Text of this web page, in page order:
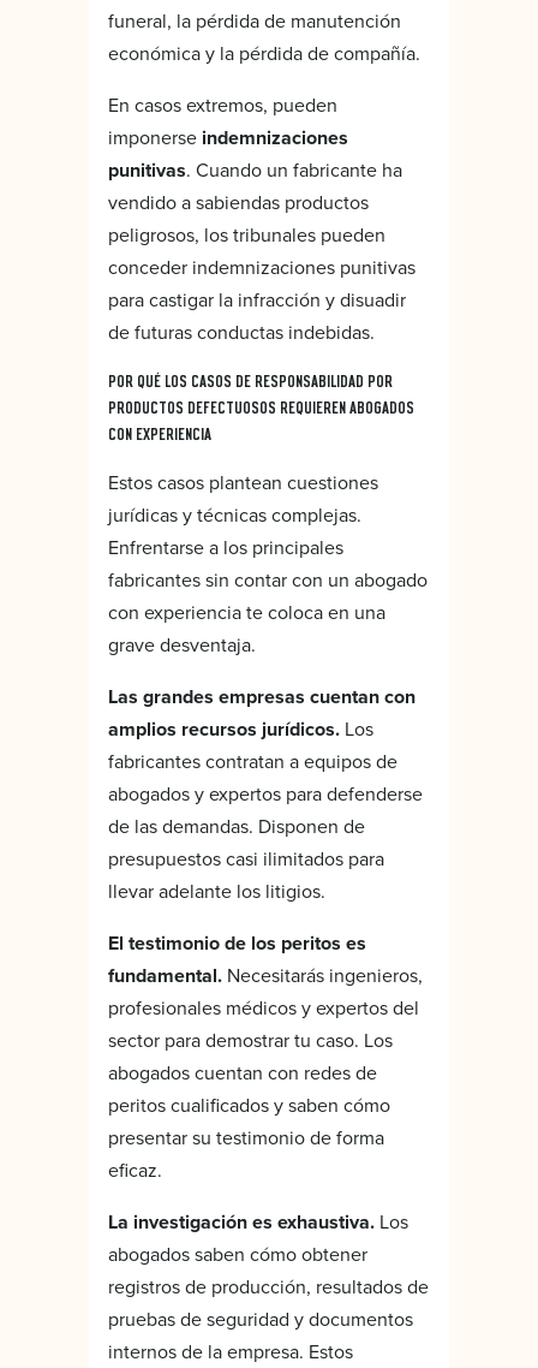
funeral, la pérdida de manutención
económica y la pérdida de compañía.
En casos extremos, pueden
imponerse indemnizaciones
punitivas. Cuando un fabricante ha
vendido a sabiendas productos
peligrosos, los tribunales pueden
conceder indemnizaciones punitivas
para castigar la infracción y disuadir
de futuras conductas indebidas.
POR QUÉ LOS CASOS DE RESPONSABILIDAD POR
PRODUCTOS DEFECTUOSOS REQUIEREN ABOGADOS
CON EXPERIENCIA
Estos casos plantean cuestiones
jurídicas y técnicas complejas.
Enfrentarse a los principales
fabricantes sin contar con un abogado
con experiencia te coloca en una
grave desventaja.
Las grandes empresas cuentan con
amplios recursos jurídicos. Los
fabricantes contratan a equipos de
abogados y expertos para defenderse
de las demandas. Disponen de
presupuestos casi ilimitados para
llevar adelante los litigios.
El testimonio de los peritos es
fundamental. Necesitarás ingenieros,
profesionales médicos y expertos del
sector para demostrar tu caso. Los
abogados cuentan con redes de
peritos cualificados y saben cómo
presentar su testimonio de forma
eficaz.
La investigación es exhaustiva. Los
abogados saben cómo obtener
registros de producción, resultados de
pruebas de seguridad y documentos
internos de la empresa. Estos